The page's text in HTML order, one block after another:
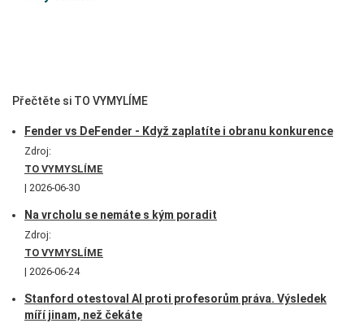
Přečtěte si TO VYMYLÍME
Fender vs DeFender - Když zaplatíte i obranu konkurence
Zdroj:
TO VYMYSLÍME
2026-06-30
Na vrcholu se nemáte s kým poradit
Zdroj:
TO VYMYSLÍME
2026-06-24
Stanford otestoval AI proti profesorům práva. Výsledek
míří jinam, než čekáte